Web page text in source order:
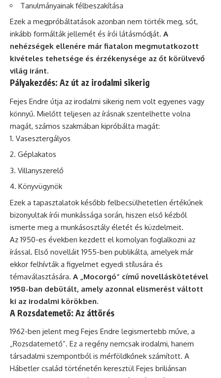
Tanulmányainak félbeszakítása
Ezek a megpróbáltatások azonban nem törték meg, sőt,
inkább formálták jellemét és írói látásmódját. A
nehézségek ellenére már fiatalon megmutatkozott
kivételes tehetsége és érzékenysége az őt körülvevő
világ iránt.
Pályakezdés: Az út az irodalmi sikerig
Fejes Endre útja az irodalmi sikerig nem volt egyenes vagy
könnyű. Mielőtt teljesen az írásnak szentelhette volna
magát, számos szakmában kipróbálta magát:
Vasesztergályos
Géplakatos
Villanyszerelő
Könyvügynök
Ezek a tapasztalatok később felbecsülhetetlen értékűnek
bizonyultak írói munkássága során, hiszen első kézből
ismerte meg a munkásosztály életét és küzdelmeit.
Az 1950-es években kezdett el komolyan foglalkozni az
írással. Első novelláit 1955-ben publikálta, amelyek már
ekkor felhívták a figyelmet egyedi stílusára és
témaválasztására. A „Mocorgó” című novelláskötetével
1958-ban debütált, amely azonnal elismerést váltott
ki az irodalmi körökben.
A Rozsdatemető: Az áttörés
1962-ben jelent meg Fejes Endre legismertebb műve, a
„Rozsdatemető”. Ez a regény nemcsak irodalmi, hanem
társadalmi szempontból is mérföldkőnek számított. A
Hábetler család történetén keresztül Fejes briliánsan